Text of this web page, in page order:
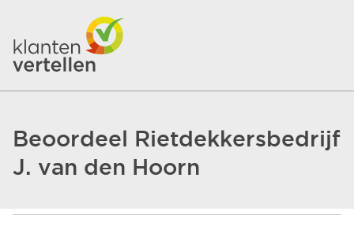
Beoordeel Rietdekkersbedrijf
J. van den Hoorn